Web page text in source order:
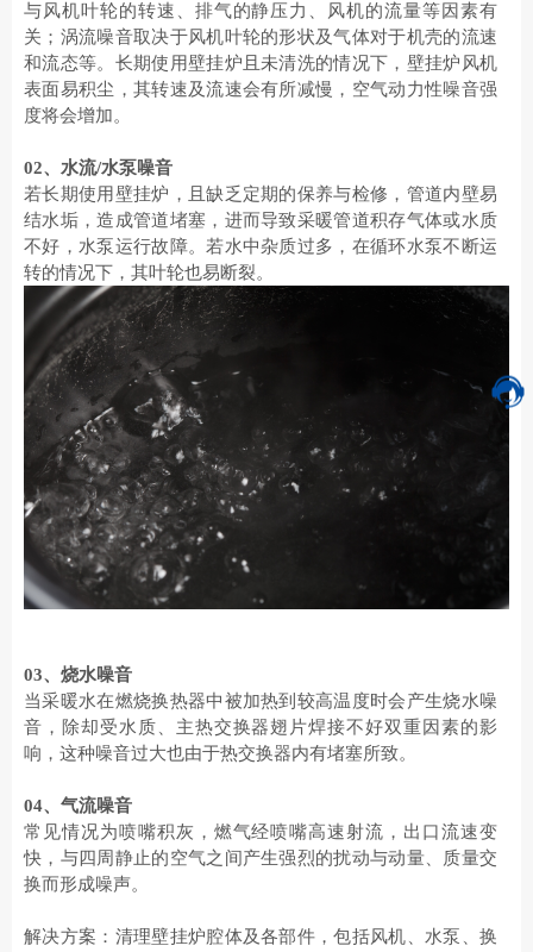
与风机叶轮的转速、排气的静压力、风机的流量等因素有
关；涡流噪音取决于风机叶轮的形状及气体对于机壳的流速
和流态等。长期使用壁挂炉 且未清洗的情况下，壁挂炉风机
表面易积尘，其转速及流速会有所减慢，空气动力性噪音强
度将会增加。
02、 水流/水泵噪音
若长期使用壁挂炉，且缺乏定期的保养与检修，管道内壁易
结水垢，造成管道堵塞，进而导致采暖管道积存气体或水质
不好，水泵运行故障。若水中杂质过多，在循环水泵不断运
转的情况下，其叶轮也易断裂。
03、 烧水噪音
当采暖水在燃烧换热器中被加热到较高温度时会产生烧水噪
音，除却受水质、主热交换器翅片焊接不好双重因素的影
响，这种噪音过大也由于热交换器内有堵塞所致。
04、 气流噪音
常见情况为喷嘴积灰，燃气经喷嘴高速射流，出口流速变
快，与四周静止的空气之间产生强烈的扰动与动量、质量交
换而形成噪声。
解决方案：清理壁挂炉腔体及各部件，包括风机、水泵、换